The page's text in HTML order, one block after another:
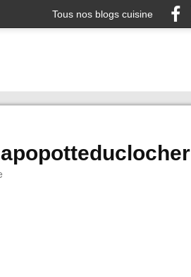
Tous nos blogs cuisine